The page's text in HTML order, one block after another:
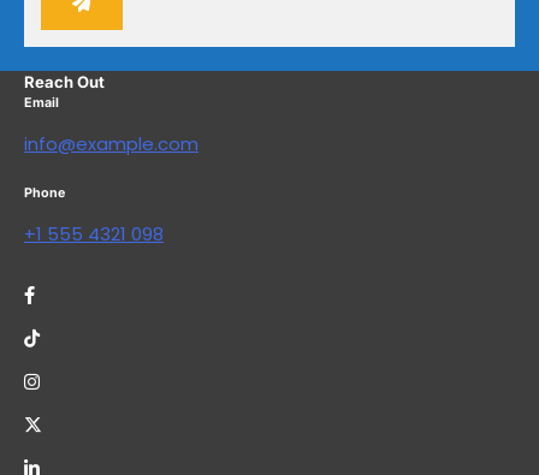
Reach Out
Email
info@example.com
Phone
+1 555 4321 098